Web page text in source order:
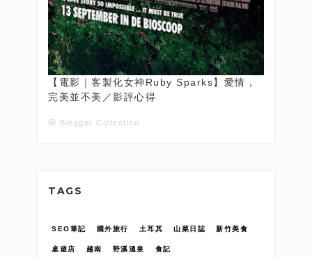
【電影｜客製化女神Ruby Sparks】愛情，
完美並不美／影評心得
ⓦ Blogger Collection
TAGS
SEO筆記 國外旅行 土耳其 山菜日誌 新竹美食
桌遊店 越南 野溪溫泉 食記